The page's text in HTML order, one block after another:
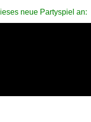
neue Partyspiel an: